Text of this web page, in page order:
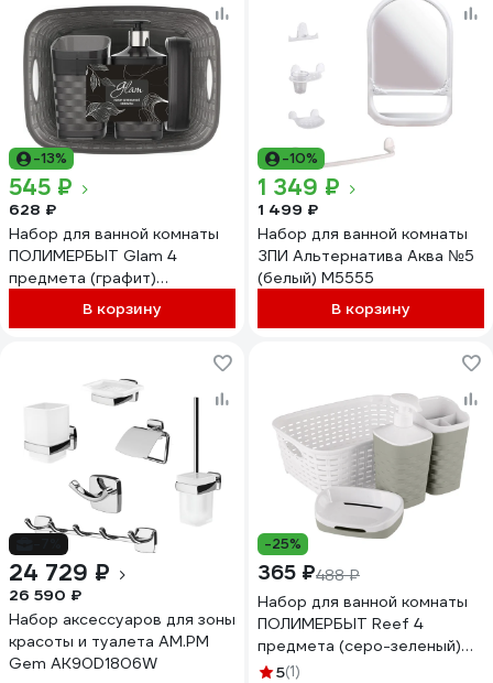
-13%
545 ₽
628 ₽
Набор для ванной комнаты
ПОЛИМЕРБЫТ Glam 4
предмета (графит)
438350400В корзину
-10%
1 349 ₽
1 499 ₽
Набор для ванной комнаты
ЗПИ Альтернатива Аква №5
(белый) М5555
В корзину
24 729 ₽
26 590 ₽
Набор аксессуаров для зоны
красоты и туалета AM.PM
Gem AK90D1806W
-25%
365 ₽488 ₽
Набор для ванной комнаты
ПОЛИМЕРБЫТ Reef 4
предмета (серо-зеленый)
438351400
5(1)